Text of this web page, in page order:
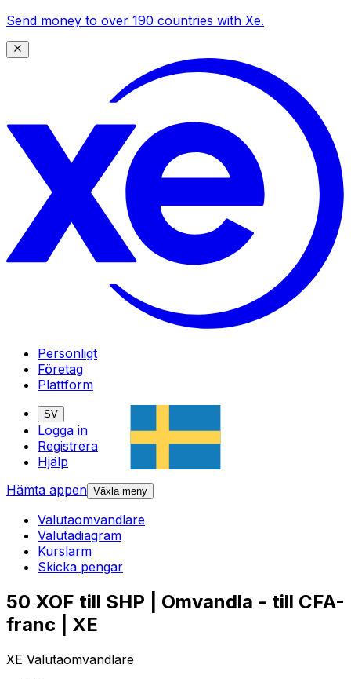
Send money to over 190 countries with Xe.
Personligt
Företag
Plattform
SV
Logga in
Registrera
Hjälp
Hämta appen Växla meny
Valutaomvandlare
Valutadiagram
Kurslarm
Skicka pengar
50 XOF till SHP | Omvandla - till CFA-
franc | XE
XE Valutaomvandlare